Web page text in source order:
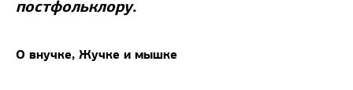
постфольклору.
О внучке, Жучке и мышке